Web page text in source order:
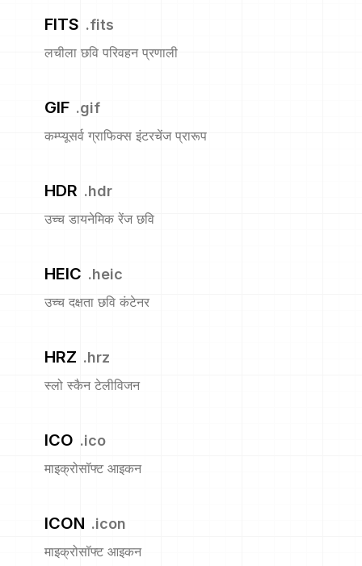
FITS .fits
लचीला छवि परिवहन प्रणाली
GIF .gif
कम्प्यूसर्व ग्राफिक्स इंटरचेंज प्रारूप
HDR .hdr
उच्च डायनेमिक रेंज छवि
HEIC .heic
उच्च दक्षता छवि कंटेनर
HRZ .hrz
स्लो स्कैन टेलीविजन
ICO .ico
माइक्रोसॉफ्ट आइकन
ICON .icon
माइक्रोसॉफ्ट आइकन